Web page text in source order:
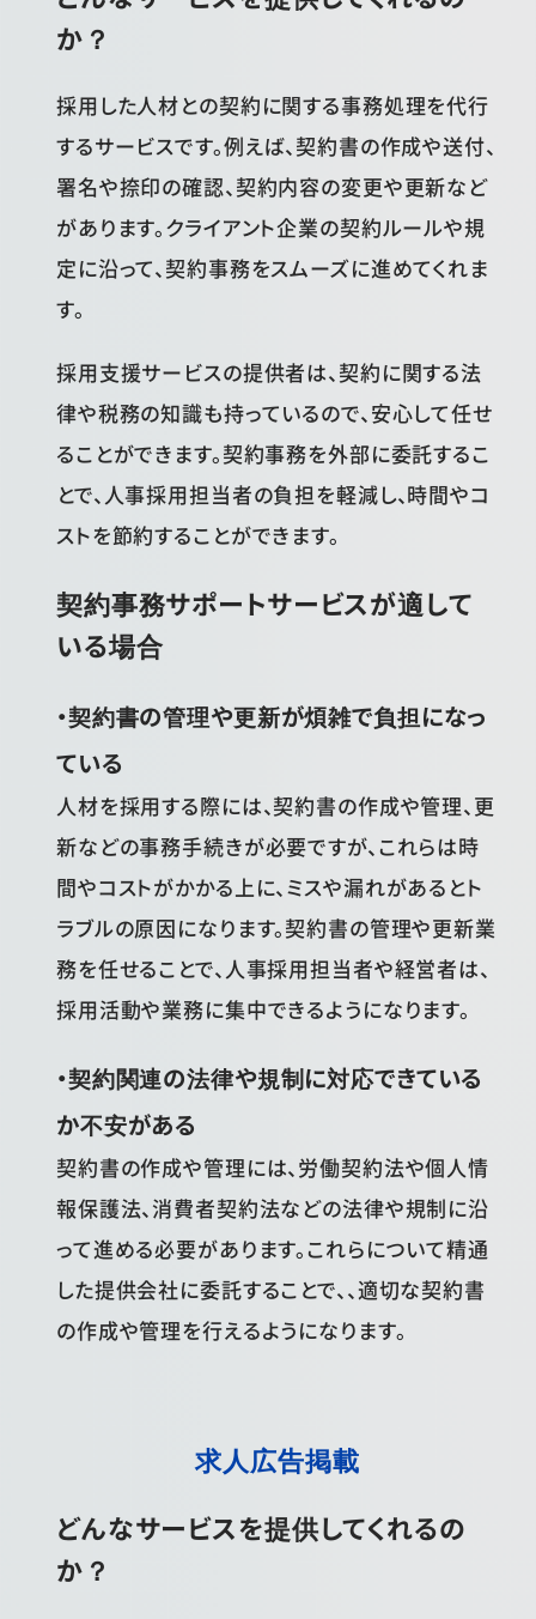
か？
採用した人材との契約に関する事務処理を代行
するサービスです。例えば、契約書の作成や送付、
署名や捺印の確認、契約内容の変更や更新など
があります。クライアント企業の契約ルールや規
定に沿って、契約事務をスムーズに進めてくれま
す。
採用支援サービスの提供者は、契約に関する法
律や税務の知識も持っているので、安心して任せ
ることができます。契約事務を外部に委託するこ
とで、人事採用担当者の負担を軽減し、時間やコ
ストを節約することができます。
契約事務サポートサービスが適して
いる場合
・契約書の管理や更新が煩雑で負担になっ
ている
人材を採用する際には、契約書の作成や管理、更
新などの事務手続きが必要ですが、これらは時
間やコストがかかる上に、ミスや漏れがあるとト
ラブルの原因になります。契約書の管理や更新業
務を任せることで、人事採用担当者や経営者は、
採用活動や業務に集中できるようになります。
・契約関連の法律や規制に対応できている
か不安がある
契約書の作成や管理には、労働契約法や個人情
報保護法、消費者契約法などの法律や規制に沿
って進める必要があります。これらについて精通
した提供会社に委託することで、、適切な契約書
の作成や管理を行えるようになります。
求人広告掲載
どんなサービスを提供してくれるの
か？